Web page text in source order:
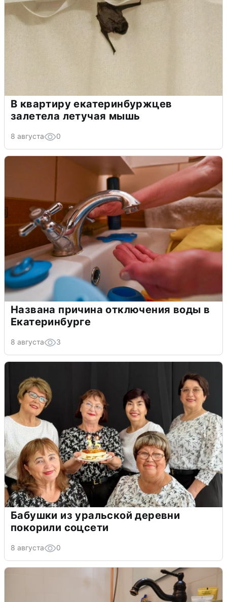
В квартиру екатеринбуржцев
залетела летучая мышь
8 августа 0
Названа причина отключения воды в
Екатеринбурге
8 августа 3
Бабушки из уральской деревни
покорили соцсети
8 августа 0